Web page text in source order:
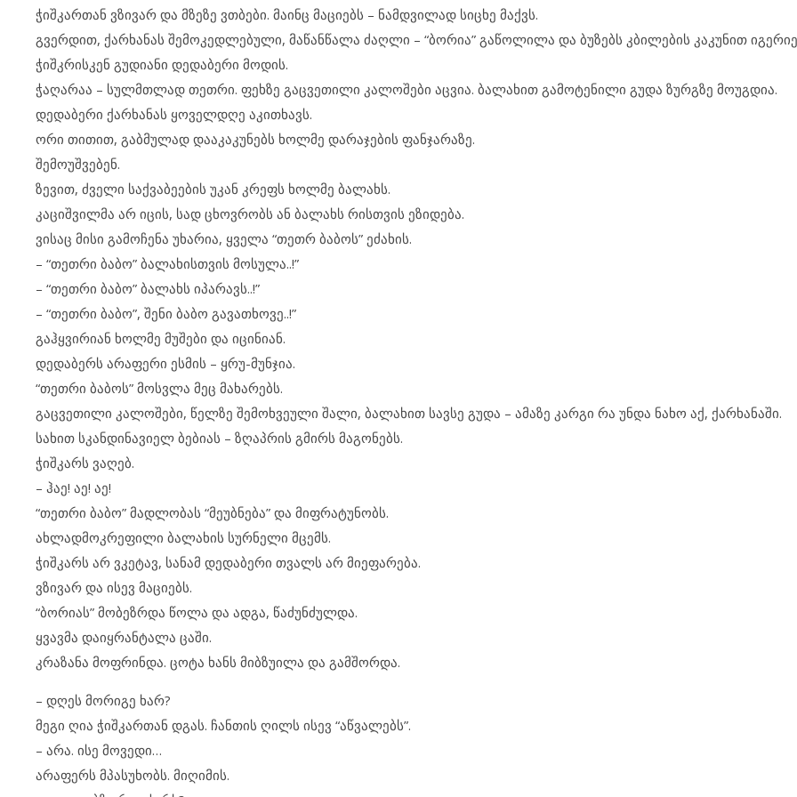
ჭიშ­კარ­თან ვზი­ვარ და მზე­ზე ვთბე­ბი. მა­ინც მა­ცი­ებს – ნამ­დ­ვი­ლად სიცხე მაქვს.
გვერ­დით, ქარ­ხა­ნას შე­მო­კედ­ლე­ბუ­ლი, მა­წან­წა­ლა ძაღ­ლი – “ბო­რია” გა­წო­ლი­ლა და ბუ­ზებს კბი­ლე­ბის კა­კუ­ნით
ჭიშ­კ­რის­კენ გუ­დი­ა­ნი დე­და­ბე­რი მო­დის.
ჭა­ღა­რაა – სულ­მ­თ­ლად თეთ­რი. ფეხ­ზე გაც­ვე­თი­ლი კა­ლო­შე­ბი აც­ვია. ბა­ლა­ხით გა­მო­ტე­ნი­ლი გუ­და ზურ­გ­ზე მო­უგ­დია.
დე­და­ბე­რი ქარ­ხა­ნას ყო­ველ­დ­ღე აკ­ითხავს.
ორი თი­თით, გაბ­მუ­ლად და­ა­კა­კუ­ნებს ხოლ­მე და­რა­ჯე­ბის ფან­ჯა­რა­ზე.
შე­მო­უშ­ვე­ბენ.
ზე­ვით, ძვე­ლი საქ­ვა­ბე­ე­ბის უკ­ან კრეფს ხოლ­მე ბა­ლახს.
კა­ციშ­ვილ­მა არ იც­ის, სად ცხოვ­რობს ან ბა­ლახს რის­თ­ვის ეზ­ი­დე­ბა.
ვი­საც მი­სი გა­მო­ჩე­ნა უხ­ა­რია, ყვე­ლა “თეთრ ბა­ბოს” ეძ­ა­ხის.
– “თეთ­რი ბა­ბო” ბა­ლა­ხის­თ­ვის მო­სუ­ლა..!”
– “თეთ­რი ბა­ბო” ბა­ლახს იპ­ა­რავს..!”
– “თეთ­რი ბა­ბო”, შე­ნი ბა­ბო გა­ვათხო­ვე..!”
გაჰ­ყ­ვი­რი­ან ხოლ­მე მუ­შე­ბი და იც­ი­ნი­ან.
დე­და­ბერს არ­ა­ფე­რი ეს­მის – ყრუ-მუნ­ჯია.
“თეთ­რი ბა­ბოს” მოს­ვ­ლა მეც მა­ხა­რებს.
გაც­ვე­თი­ლი კა­ლო­შე­ბი, წელ­ზე შე­მოხ­ვე­უ­ლი შა­ლი, ბა­ლა­ხით სავ­სე გუ­და – ამ­ა­ზე კარ­გი რა უნ­და ნა­ხო აქ, ქარ­ხა­ნა­ში.
სა­ხით სკან­დი­ნა­ვი­ელ ბე­ბი­ას – ზღაპ­რის გმირს მა­გო­ნებს.
ჭიშ­კარს ვა­ღებ.
– ჰაე! აე! აე!
“თეთ­რი ბა­ბო” მად­ლო­ბას “მე­უბ­ნე­ბა” და მიფ­რა­ტუ­ნობს.
ახ­ლად­მოკ­რე­ფი­ლი ბა­ლა­ხის სურ­ნე­ლი მცემს.
ჭიშ­კარს არ ვკე­ტავ, სა­ნამ დე­და­ბე­რი თვალს არ მი­ე­ფა­რე­ბა.
ვზი­ვარ და ის­ევ მა­ცი­ებს.
“ბო­რი­ას” მო­ბეზ­რ­და წო­ლა და ად­გა, წა­ძუნ­ძულ­და.
ყვავ­მა და­იყ­რან­ტა­ლა ცა­ში.
კრა­ზა­ნა მოფ­რინ­და. ცო­ტა ხანს მიბ­ზუ­ი­ლა და გამ­შორ­და.
– დღეს მო­რი­გე ხარ?
მე­გი ღია ჭიშ­კარ­თან დგას. ჩან­თის ღილს ის­ევ “აწ­ვა­ლებს”.
– არა. ისე მო­ვე­დი…
არ­ა­ფერს მპა­სუ­ხობს. მი­ღი­მის.